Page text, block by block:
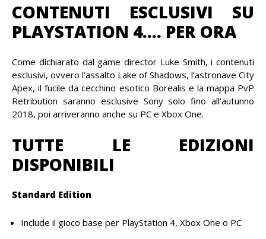
CONTENUTI ESCLUSIVI SU
PLAYSTATION 4…. PER ORA
Come dichiarato dal game director Luke Smith, i contenuti
esclusivi, ovvero l’assalto Lake of Shadows, l’astronave City
Apex, il fucile da cecchino esotico Borealis e la mappa PvP
Retribution saranno esclusive Sony solo fino all’autunno
2018, poi arriveranno anche su PC e Xbox One.
TUTTE LE EDIZIONI
DISPONIBILI
Standard Edition
Include il gioco base per PlayStation 4, Xbox One o PC